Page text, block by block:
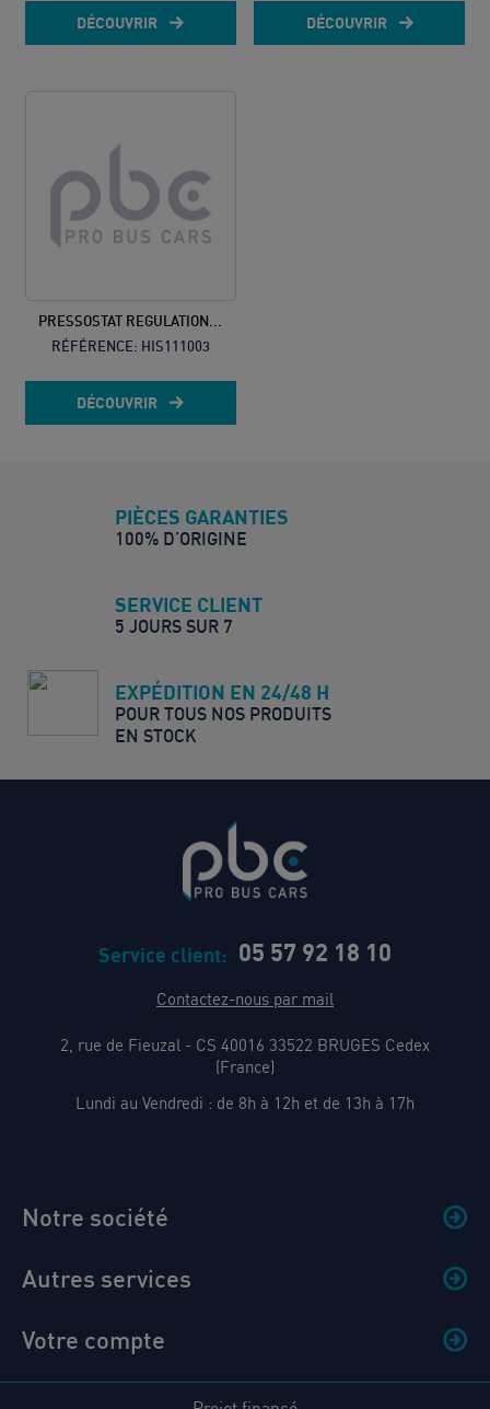
DÉCOUVRIR DÉCOUVRIR
PRESSOSTAT REGULATION...
RÉFÉRENCE: HIS111003
DÉCOUVRIR
PIÈCES GARANTIES
100% D’ORIGINE
SERVICE CLIENT
5 JOURS SUR 7
EXPÉDITION EN 24/48 H
POUR TOUS NOS PRODUITS
EN STOCK
Service client: 05 57 92 18 10
Contactez-nous par mail
2, rue de Fieuzal - CS 40016 33522 BRUGES Cedex
(France)
Lundi au Vendredi : de 8h à 12h et de 13h à 17h
Notre société
Autres services
Votre compte